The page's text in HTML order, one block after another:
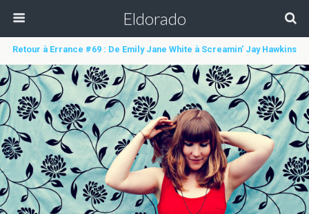
Eldorado
Retour à Errance #69 : De Emily Jane White à Screamin’ Jay Hawkins